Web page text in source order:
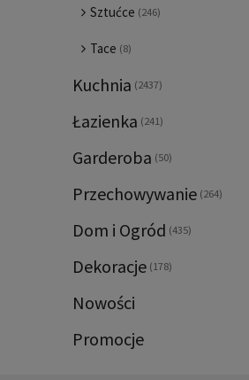
Sztućce (246)
Tace (8)
Kuchnia (2437)
Łazienka (241)
Garderoba (50)
Przechowywanie (264)
Dom i Ogród (435)
Dekoracje (178)
Nowości
Promocje